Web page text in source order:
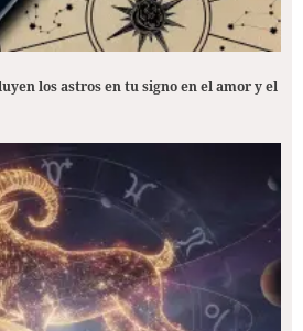
los astros en tu signo en el amor y el